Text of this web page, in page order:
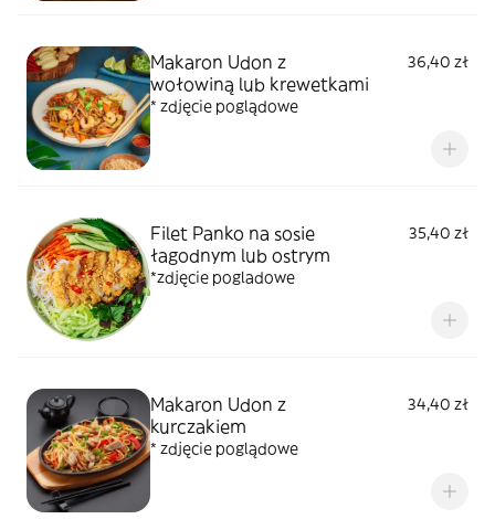
Makaron Udon z
wołowiną lub krewetkami
36,40 zł
* zdjęcie poglądowe
Filet Panko na sosie
łagodnym lub ostrym
35,40 zł
*zdjęcie pogladowe
Makaron Udon z
kurczakiem
34,40 zł
* zdjęcie poglądowe